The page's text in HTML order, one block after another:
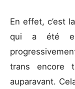
En effet, c’est
qui a été
trans encore
auparavant.